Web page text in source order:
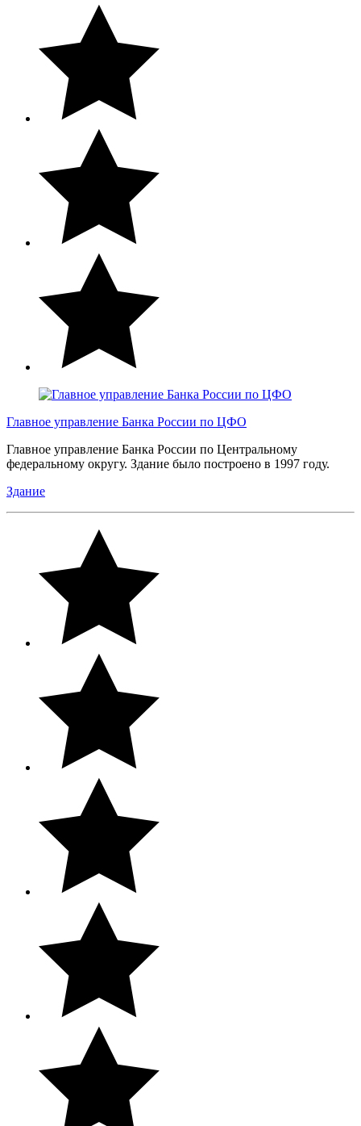
Главное управление Банка России по ЦФО
Главное управление Банка России по Центральному
федеральному округу. Здание было построено в 1997 году.
Здание